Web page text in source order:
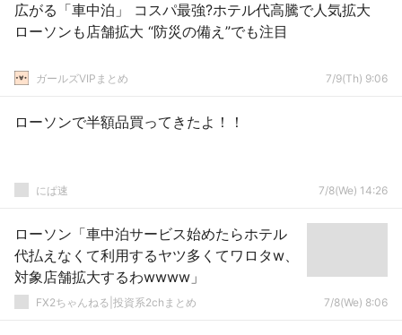
広がる「車中泊」 コスパ最強?ホテル代高騰で人気拡大
ローソンも店舗拡大 “防災の備え”でも注目
ガールズVIPまとめ 7/9(Th) 9:06
ローソンで半額品買ってきたよ！！
にぱ速 7/8(We) 14:26
ローソン「車中泊サービス始めたらホテル
代払えなくて利用するヤツ多くてワロタw、
対象店舗拡大するわwwww」
FX2ちゃんねる|投資系2chまとめ 7/8(We) 8:06